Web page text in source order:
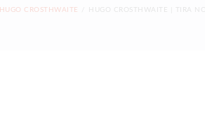
HUGO CROSTHWAITE HUGO CROSTHWAITE | TIRA